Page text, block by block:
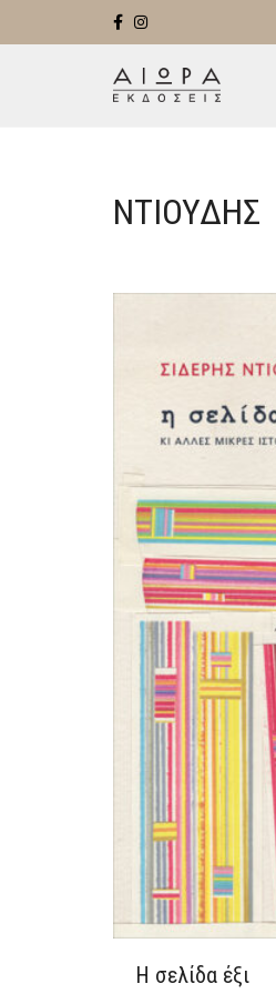
ΝΤΙΟΎΔΗΣ
Η σελίδα έξι